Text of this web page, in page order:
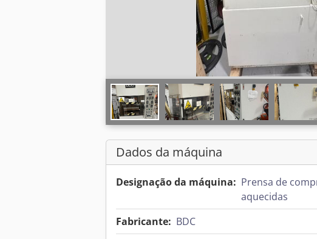
Dados da máquina
Designação da máquina: Prensa de
aquecidas
Fabricante: BDC